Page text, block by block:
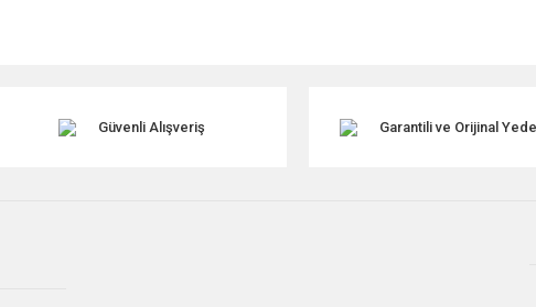
Güvenli Alışveriş Garantili ve Orijinal